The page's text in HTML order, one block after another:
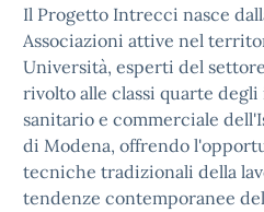
Il Progetto Intrecci nasce
Associazioni attive nel
Università, esperti del
rivolto alle classi quarte
sanitario e commerciale
di Modena, offrendo
tecniche tradizionali della
tendenze contemporanee